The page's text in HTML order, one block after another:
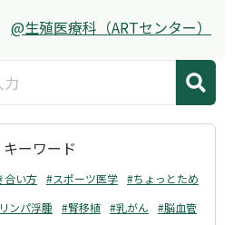
@生殖医療科（ARTセンター）
キーワード
合い方 #スポーツ医学 #ちょっとため
ンパ浮腫 #腎移植 #乳がん
#脳血管